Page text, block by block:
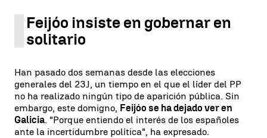
Feijóo insiste en gobernar en
solitario
Han pasado dos semanas desde las elecciones
generales del 23J, un tiempo en el que el líder del PP
no ha realizado ningún tipo de aparición pública. Sin
embargo, este domigno, Feijóo se ha dejado ver en
Galicia. "Porque entiendo el interés de los españoles
ante la incertidumbre política", ha expresado.